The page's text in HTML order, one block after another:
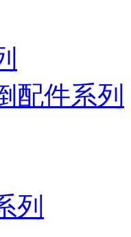
配件系列
列